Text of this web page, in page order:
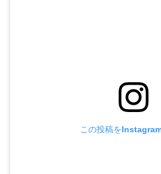
この投稿を